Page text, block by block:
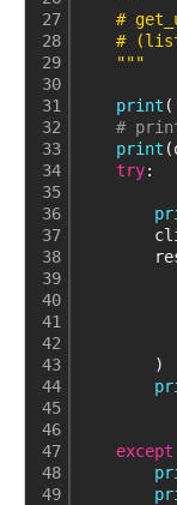
27
28
29
30
31
32
33
34
35
36
37
38
39
40
41
42
43
44
45
46
47
48
49
#
#
"""
print (
#
print
try:
)
except